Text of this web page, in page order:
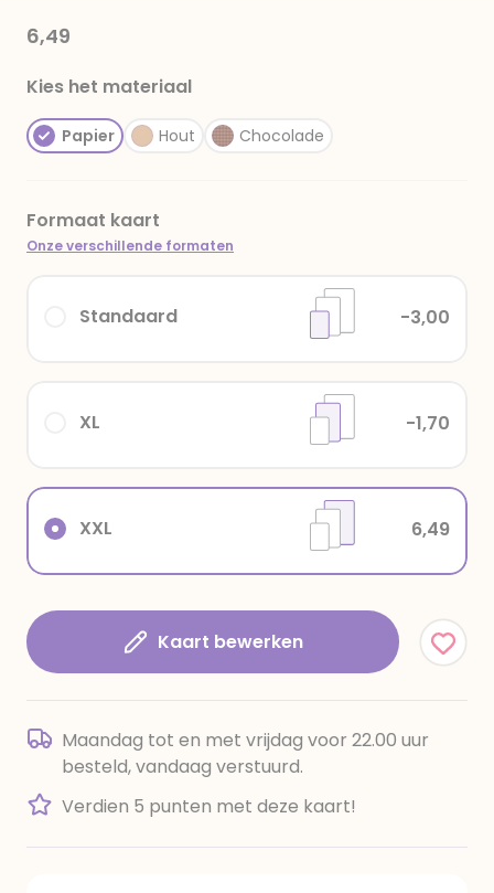
6,49
Kies het materiaal
Papier Hout Chocolade
Formaat kaart
Onze verschillende formaten
XXL 6,49
XL -1,70
Standaard -3,00
Kaart bewerken
Maandag tot en met vrijdag voor 22.00 uur
besteld, vandaag verstuurd.
Verdien 5 punten met deze kaart!